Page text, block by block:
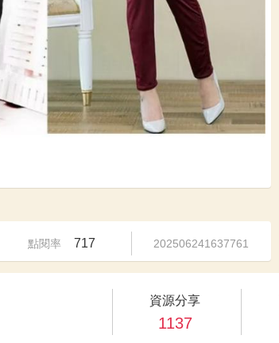
點閱率 717 202506241637761
資源分享
1137